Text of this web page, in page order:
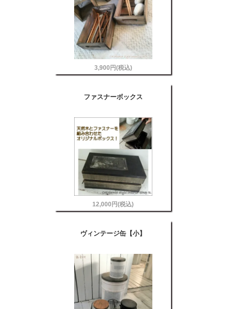
3,900円(税込)
ファスナーボックス
12,000円(税込)
ヴィンテージ缶【小】